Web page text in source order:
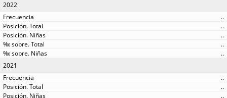
2022
..
..
..
..
..
2021
..
..
..